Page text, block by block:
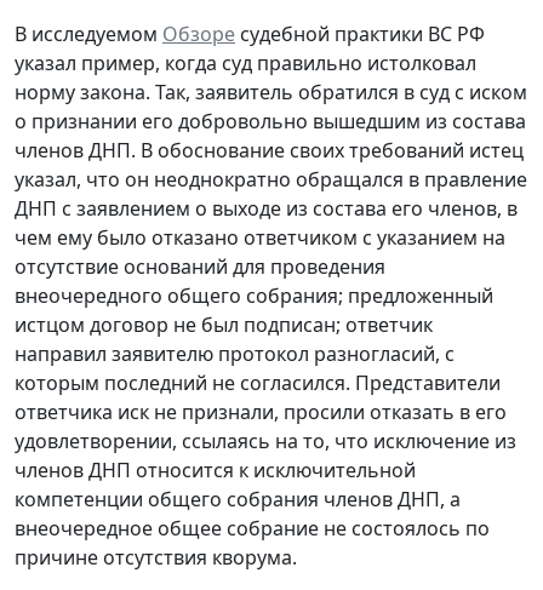
В исследуемом Обзоре судебной практики ВС РФ
указал пример, когда суд правильно истолковал
норму закона. Так, заявитель обратился в суд с иском
о признании его добровольно вышедшим из состава
членов ДНП. В обоснование своих требований истец
указал, что он неоднократно обращался в правление
ДНП с заявлением о выходе из состава его членов, в
чем ему было отказано ответчиком с указанием на
отсутствие оснований для проведения
внеочередного общего собрания; предложенный
истцом договор не был подписан; ответчик
направил заявителю протокол разногласий, с
которым последний не согласился. Представители
ответчика иск не признали, просили отказать в его
удовлетворении, ссылаясь на то, что исключение из
членов ДНП относится к исключительной
компетенции общего собрания членов ДНП, а
внеочередное общее собрание не состоялось по
причине отсутствия кворума.